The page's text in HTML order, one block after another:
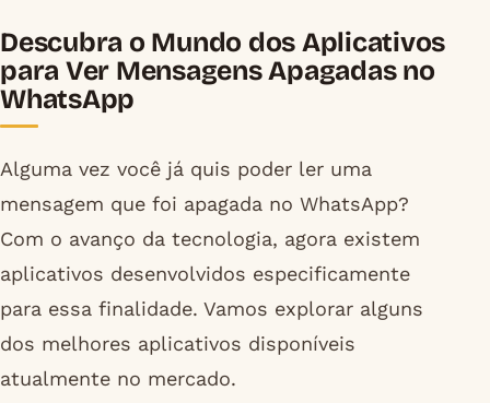
Descubra o Mundo dos Aplicativos
para Ver Mensagens Apagadas no
WhatsApp
Alguma vez você já quis poder ler uma
mensagem que foi apagada no WhatsApp?
Com o avanço da tecnologia, agora existem
aplicativos desenvolvidos especificamente
para essa finalidade. Vamos explorar alguns
dos melhores aplicativos disponíveis
atualmente no mercado.